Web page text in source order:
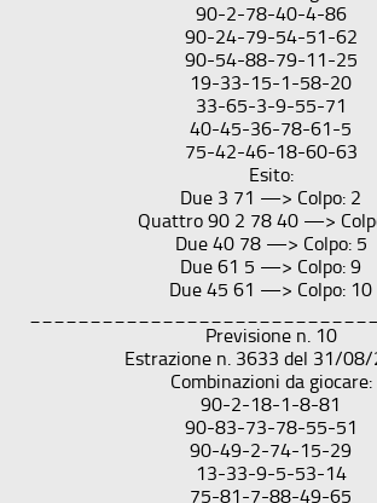
90-2-78-40-4-86
90-24-79-54-51-62
90-54-88-79-11-25
19-33-15-1-58-20
33-65-3-9-55-71
40-45-36-78-61-5
75-42-46-18-60-63
Esito:
Due 3 71 —> Colpo: 2
Quattro 90 2 78 40 —>
Due 40 78 —> Colpo: 5
Due 61 5 —> Colpo: 9
Due 45 61 —> Colpo: 10
Previsione n. 10
Estrazione n. 3633 del 31/
Combinazioni da giocare:
90-2-18-1-8-81
90-83-73-78-55-51
90-49-2-74-15-29
13-33-9-5-53-14
75-81-7-88-49-65